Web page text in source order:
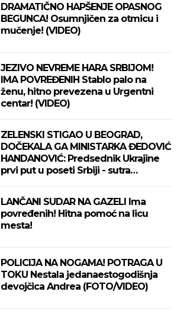
DRAMATIČNO HAPŠENJE OPASNOG
BEGUNCA! Osumnjičen za otmicu i
mučenje! (VIDEO)
JEZIVO NEVREME HARA SRBIJOM!
IMA POVREĐENIH Stablo palo na
ženu, hitno prevezena u Urgentni
centar! (VIDEO)
ZELENSKI STIGAO U BEOGRAD,
DOČEKALA GA MINISTARKA ĐEDOVIĆ
HANDANOVIĆ: Predsednik Ukrajine
prvi put u poseti Srbiji - sutra
LANČANI SUDAR NA GAZELI Ima
povređenih! Hitna pomoć na licu
mesta!
POLICIJA NA NOGAMA! POTRAGA U
TOKU Nestala jedanaestogodišnja
devojčica Andrea (FOTO/VIDEO)